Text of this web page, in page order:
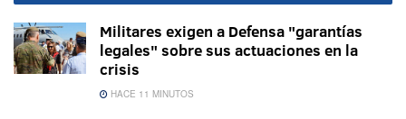
Militares exigen a Defensa "garantías
legales" sobre sus actuaciones en la
crisis
HACE 11 MINUTOS